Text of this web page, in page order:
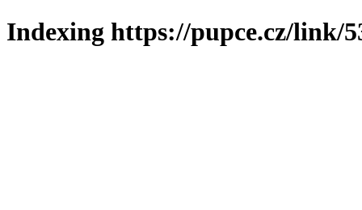
Indexing https://pupce.cz/link/